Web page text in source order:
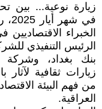
زيارة نوعية... بين
في
الرئيس التنفيذي
بنك بغداد، وشركة
زيارات ثقافية
من فهم البيئة
العراقية.